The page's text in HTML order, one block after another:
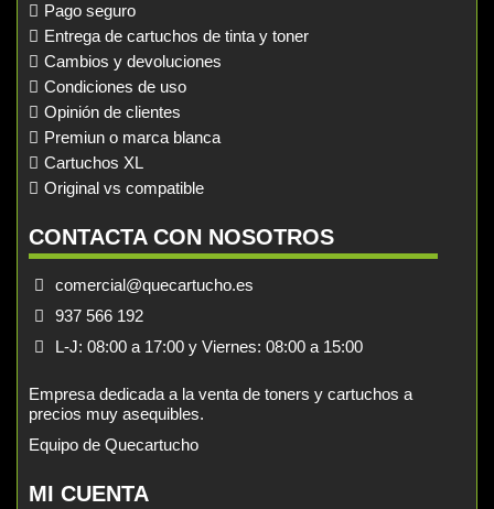
Pago seguro
Entrega de cartuchos de tinta y toner
Cambios y devoluciones
Condiciones de uso
Opinión de clientes
Premiun o marca blanca
Cartuchos XL
Original vs compatible
CONTACTA CON NOSOTROS
comercial@quecartucho.es
937 566 192
L-J: 08:00 a 17:00 y Viernes: 08:00 a 15:00
Empresa dedicada a la venta de toners y cartuchos a
precios muy asequibles.
Equipo de Quecartucho
MI CUENTA